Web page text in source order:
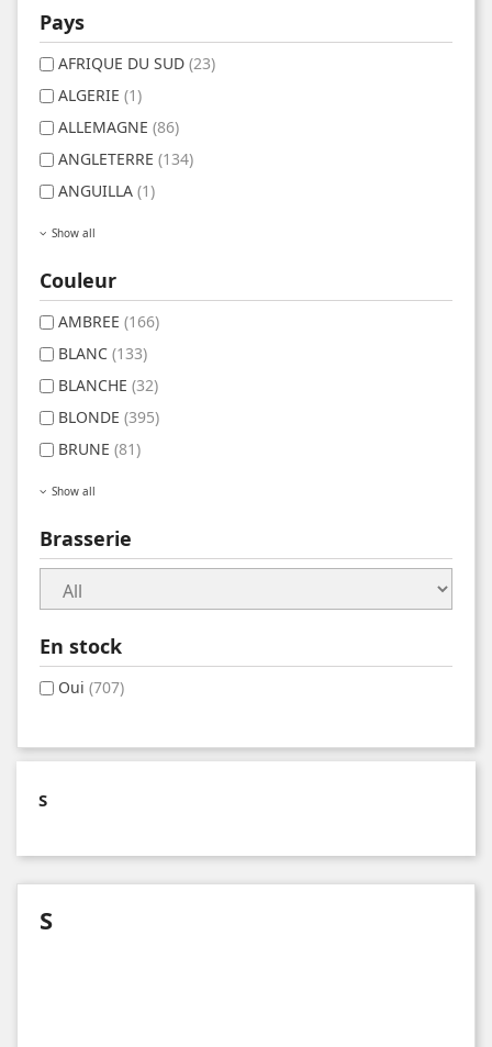
Pays
AFRIQUE DU SUD (23)
ALGERIE (1)
ALLEMAGNE (86)
ANGLETERRE (134)
ANGUILLA (1)
Show all
Couleur
AMBREE (166)
BLANC (133)
BLANCHE (32)
BLONDE (395)
BRUNE (81)
Show all
Brasserie
En stock
Oui (707)
S
S